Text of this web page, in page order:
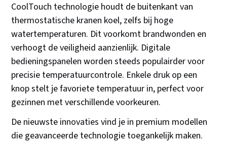
CoolTouch technologie houdt de buitenkant van
thermostatische kranen koel, zelfs bij hoge
watertemperaturen. Dit voorkomt brandwonden en
verhoogt de veiligheid aanzienlijk. Digitale
bedieningspanelen worden steeds populairder voor
precisie temperatuurcontrole. Enkele druk op een
knop stelt je favoriete temperatuur in, perfect voor
gezinnen met verschillende voorkeuren.
De nieuwste innovaties vind je in premium modellen
die geavanceerde technologie toegankelijk maken.